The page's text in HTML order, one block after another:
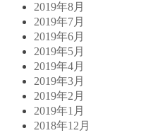
2019年8月
2019年7月
2019年6月
2019年5月
2019年4月
2019年3月
2019年2月
2019年1月
2018年12月